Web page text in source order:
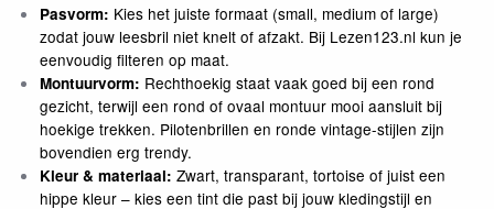
ALLE LEESBRILLEN
ALLE BEELDSCHERMBRILLEN
DRUPPELBRILLEN
CATEGORIE
Alle leesbrillen
Dames Leesbrillen(2)
Heren leesbrillen(2)
STERKTE
Pasvorm: Kies het juiste formaat (small, medium of large)
zodat jouw leesbril niet knelt of afzakt. Bij Lezen123.nl kun je
eenvoudig filteren op maat.
Montuurvorm: Rechthoekig staat vaak goed bij een rond
gezicht, terwijl een rond of ovaal montuur mooi aansluit bij
hoekige trekken. Pilotenbrillen en ronde vintage-stijlen zijn
bovendien erg trendy.
Kleur & materiaal: Zwart, transparant, tortoise of juist een
hippe kleur – kies een tint die past bij jouw kledingstijl en